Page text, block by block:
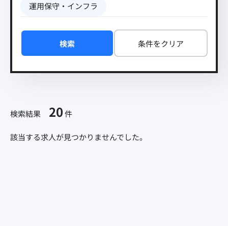
運用保守・インフラ
検索 条件をクリア
検索結果 20件
該当する求人が見つかりませんでした。